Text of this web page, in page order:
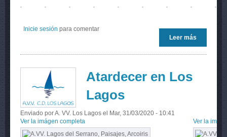
Leer más
2
Inicie sesión para comentar
Atardecer en Los
Lagos
Enviado porA. VV. Los Lagos el Mar, 31/03/2020 - 10:41
Ver la imágen completa
Ver la